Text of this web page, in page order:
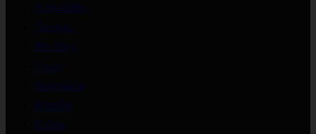
Naše služby
Školenia
Pre firmy
O nás
Rezervácia
Kontakt
E-shop